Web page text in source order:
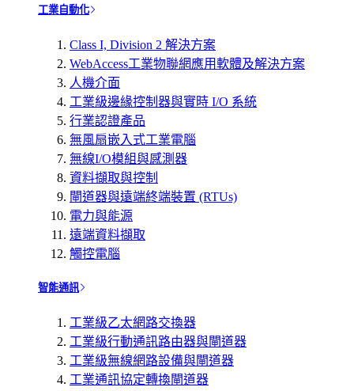
工業自動化
Class I, Division 2 解決方案
WebAccess工業物聯網應用軟體及解決方案
人機介面
工業級邊緣控制器與實時 I/O 系統
行業認證產品
無風扇嵌入式工業電腦
無線I/O模組與感測器
資料擷取與控制
閘道器與遠端終端裝置 (RTUs)
電力與能源
遠端資料擷取
觸控電腦
智能通訊
工業級乙太網路交換器
工業級行動通訊路由器與閘道器
工業級無線網路設備與閘道器
工業通訊協定轉換閘道器